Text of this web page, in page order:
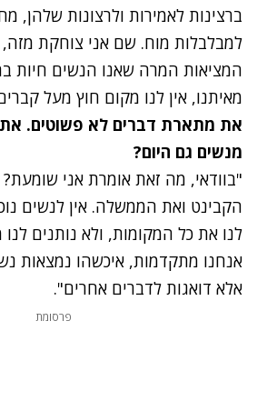
ברצינות לאמירות ולרצונות שלהן,
למבלבלות מוח. שם אני צוחקת
המציאות המרה שאנו הנשים חיות
מאיתנו, אין לנו מקום חוץ מעל
נתקלנו בבעיה
את מתארת דברים לא פשוטים.
מנשים גם היום?
"בוודאי, מה זאת אומרת אני
הקבינט ואת הממשלה. אין לנשים
לנו את כל המקומות, ולא נותנים
אנחנו מתקדמות, איכשהו נמצאות
אלא דואגות לדברים אחרים".
פרסומת